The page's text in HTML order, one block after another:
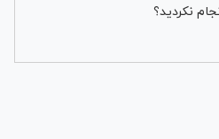
نکردید؟